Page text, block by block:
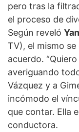
pero tras la
el proceso de
Según reveló
TV), el mismo
acuerdo.
averiguando
Vázquez y a
incómodo el
que contar. Ella
conductora.